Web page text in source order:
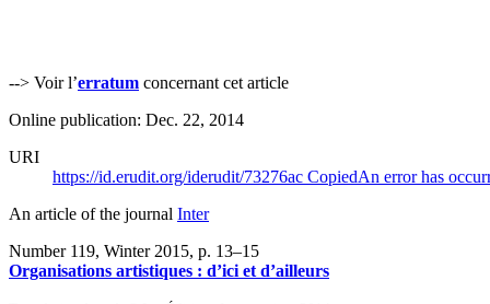
--> Voir l’erratum concernant cet article
Online publication: Dec. 22, 2014
URI
https://id.erudit.org/iderudit/73276ac CopiedAn error has
An article of the journal Inter
Number 119, Winter 2015, p. 13–15
Organisations artistiques : d’ici et d’ailleurs